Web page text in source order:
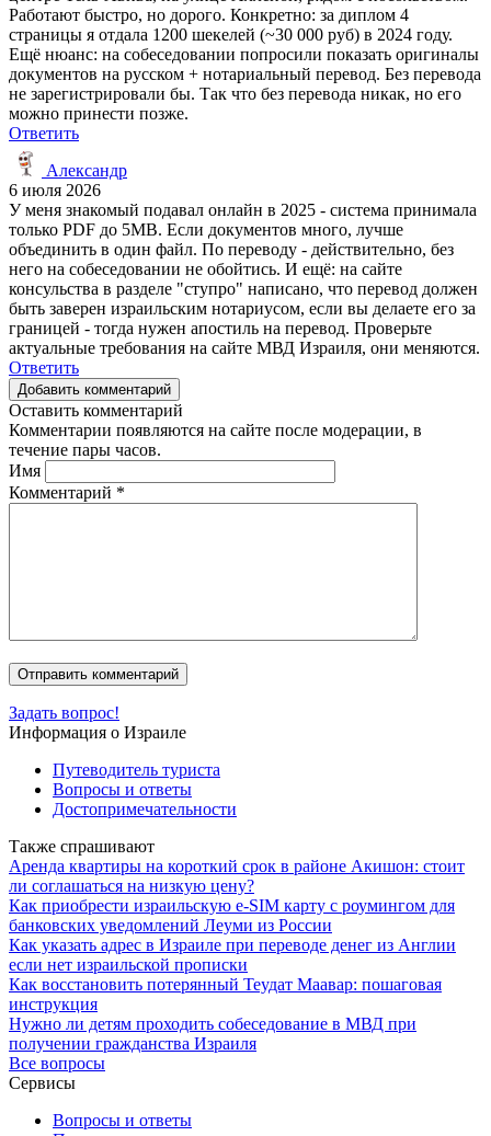
Работают быстро, но дорого. Конкретно: за диплом 4
страницы я отдала 1200 шекелей (~30 000 руб) в 2024 году.
Ещё нюанс: на собеседовании попросили показать оригиналы
документов на русском + нотариальный перевод. Без перевода
не зарегистрировали бы. Так что без перевода никак, но его
можно принести позже.
Ответить
Александр
6 июля 2026
У меня знакомый подавал онлайн в 2025 - система принимала
только PDF до 5MB. Если документов много, лучше
объединить в один файл. По переводу - действительно, без
него на собеседовании не обойтись. И ещё: на сайте
консульства в разделе "ступро" написано, что перевод должен
быть заверен израильским нотариусом, если вы делаете его за
границей - тогда нужен апостиль на перевод. Проверьте
актуальные требования на сайте МВД Израиля, они меняются.
Ответить
Добавить комментарий
Оставить комментарий
Комментарии появляются на сайте после модерации, в
течение пары часов.
Имя
Комментарий *
Задать вопрос!
Информация о Израиле
Путеводитель туриста
Вопросы и ответы
Достопримечательности
Также спрашивают
Аренда квартиры на короткий срок в районе Акишон: стоит
ли соглашаться на низкую цену?
Как приобрести израильскую e-SIM карту с роумингом для
банковских уведомлений Леуми из России
Как указать адрес в Израиле при переводе денег из Англии
если нет израильской прописки
Как восстановить потерянный Теудат Маавар: пошаговая
инструкция
Нужно ли детям проходить собеседование в МВД при
получении гражданства Израиля
Все вопросы
Сервисы
Вопросы и ответы